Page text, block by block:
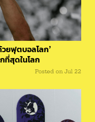
ยฟุตบอลโลก’
ที่สุดในโลก
Posted on Jul 22